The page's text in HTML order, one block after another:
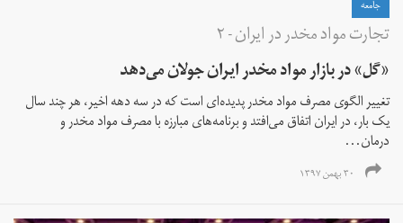
جامعه
تجارت مواد مخدر در ایران - ۲
«گل» در بازار مواد مخدر ایران جولان می‌دهد
تغییر الگوی مصرف مواد مخدر پدیده‌ای است که در سه دهه اخیر، هر چند سال
یک بار، در ایران اتفاق می‌افتد و برنامه‌های مبارزه با مصرف مواد مخدر و
درمان...
۳۰ بهمن ۱۳۹۷